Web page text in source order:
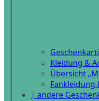
Kleidung &
Übersicht
Fankleidung
| andere